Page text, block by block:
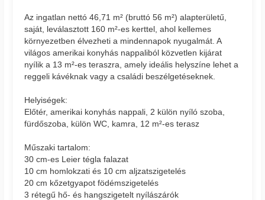
Az ingatlan nettó 46,71 m² (bruttó 56 m²) alapterületű,
saját, leválasztott 160 m²-es kerttel, ahol kellemes
környezetben élvezheti a mindennapok nyugalmát. A
világos amerikai konyhás nappaliból közvetlen kijárat
nyílik a 13 m²-es teraszra, amely ideális helyszíne lehet a
reggeli kávéknak vagy a családi beszélgetéseknek.
Helyiségek:
Előtér, amerikai konyhás nappali, 2 külön nyíló szoba,
fürdőszoba, külön WC, kamra, 12 m²-es terasz
Műszaki tartalom:
30 cm-es Leier tégla falazat
10 cm homlokzati és 10 cm aljzatszigetelés
20 cm kőzetgyapot födémszigetelés
3 rétegű hő- és hangszigetelt nyílászárók